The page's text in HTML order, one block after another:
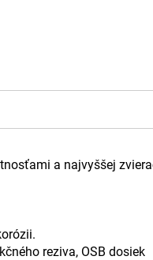
a najvyššej
reziva, OSB dosiek